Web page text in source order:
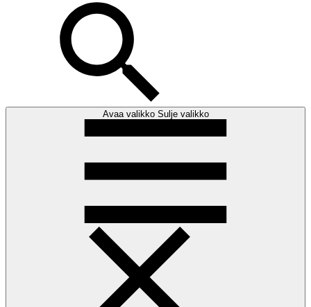
Avaa valikko Sulje valikko